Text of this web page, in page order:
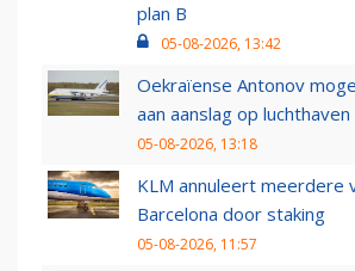
plan B
05-08-2026, 13:42
Oekraïense Antonov
aan aanslag op
05-08-2026, 13:18
KLM annuleert meerdere
Barcelona door staking
05-08-2026, 11:57